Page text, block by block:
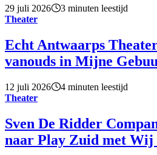
29 juli 2026
3 minuten leestijd
Theater
Echt Antwaarps
vanouds in Mijne
12 juli 2026
4 minuten leestijd
Theater
Sven De Ridder
naar Play Zuid met Wij